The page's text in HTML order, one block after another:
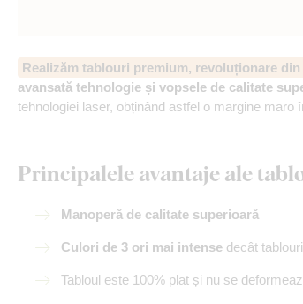
Realizăm tablouri premium, revoluționare
avansată tehnologie și vopsele de calitate
tehnologiei laser, obținând astfel o margine
Principalele avantaje ale
Manoperă de calitate superioară
Culori de 3 ori mai intense decât
Tabloul este 100% plat și nu se